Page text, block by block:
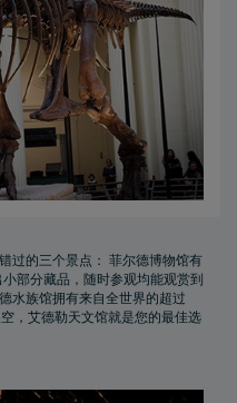
过的三个景点： 菲尔德博物馆有
部分藏品，随时参观均能观赏到
水族馆拥有来自全世界的超过
，艾德勒天文馆就是您的最佳选